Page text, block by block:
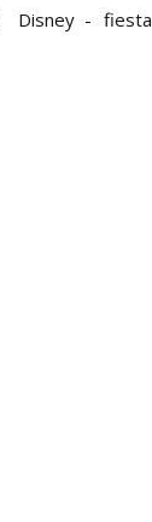
Disney fiesta